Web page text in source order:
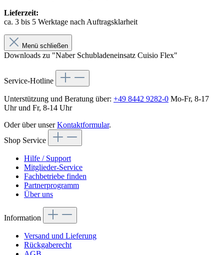
Lieferzeit:
ca. 3 bis 5 Werktage nach Auftragsklarheit
Menü schließen
Downloads zu "Naber Schubladeneinsatz Cuisio Flex"
Service-Hotline
Unterstützung und Beratung über: +49 8442 9282-0 Mo-Fr, 8-17
Uhr und Fr, 8-14 Uhr
Oder über unserKontaktformular.
Shop Service
Hilfe / Support
Mitglieder-Service
Fachbetriebe finden
Partnerprogramm
Über uns
Information
Versand und Lieferung
Rückgaberecht